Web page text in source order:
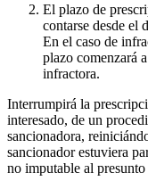
El plazo de
contarse desde el
En el caso de
plazo comenzará
infractora.
Interrumpirá la
interesado, de un
sancionadora,
sancionador estuviera
no imputable al presunto